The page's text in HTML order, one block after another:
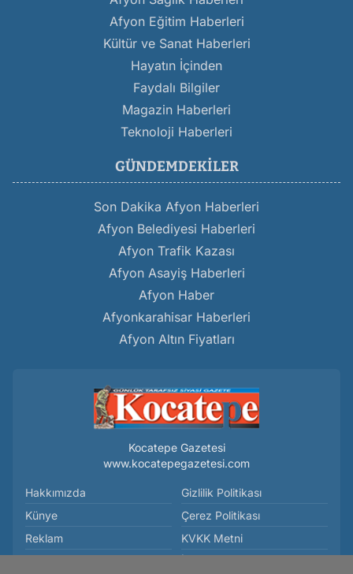
Afyon Eğitim Haberleri
Kültür ve Sanat Haberleri
Hayatın İçinden
Faydalı Bilgiler
Magazin Haberleri
Teknoloji Haberleri
GÜNDEMDEKILER
Son Dakika Afyon Haberleri
Afyon Belediyesi Haberleri
Afyon Trafik Kazası
Afyon Asayiş Haberleri
Afyon Haber
Afyonkarahisar Haberleri
Afyon Altın Fiyatları
Kocatepe Gazetesi
www.kocatepegazetesi.com
Hakkımızda
Künye
Reklam
Gizlilik Politikası
Çerez Politikası
KVKK Metni